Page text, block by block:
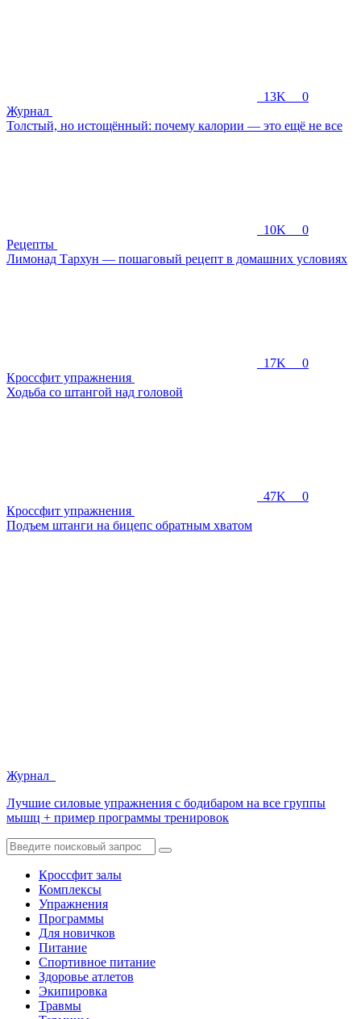
13K
0
Журнал
Толстый, но истощённый: почему калории — это ещё не все
10K
0
Рецепты
Лимонад Тархун — пошаговый рецепт в домашних условиях
17K
0
Кроссфит упражнения
Ходьба со штангой над головой
47K
0
Кроссфит упражнения
Подъем штанги на бицепс обратным хватом
Журнал
Лучшие силовые упражнения с бодибаром на все группы
мышц + пример программы тренировок
Кроссфит залы
Комплексы
Упражнения
Программы
Для новичков
Питание
Спортивное питание
Здоровье атлетов
Экипировка
Травмы